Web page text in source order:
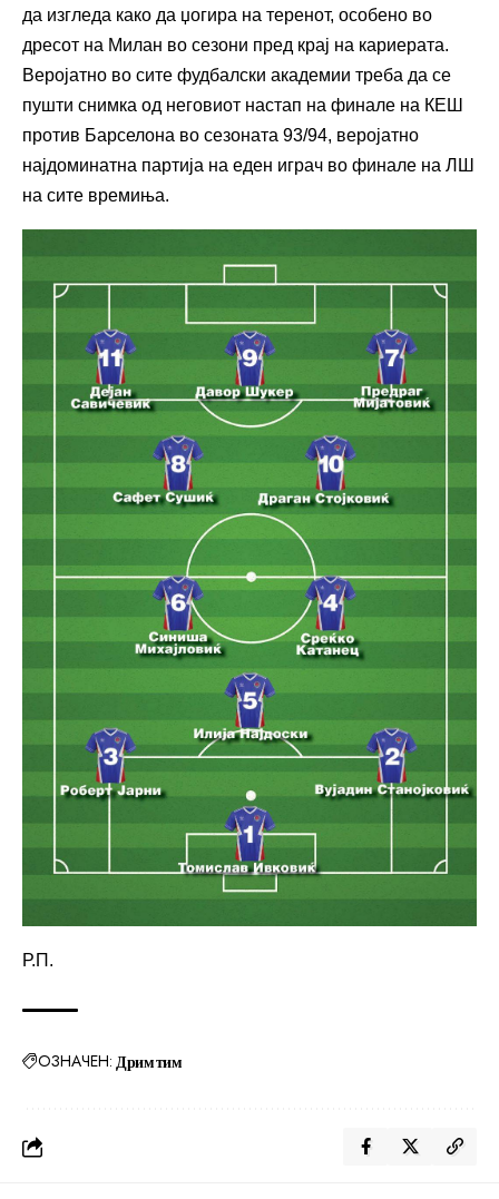
да изгледа како да џогира на теренот, особено во
дресот на Милан во сезони пред крај на кариерата.
Веројатно во сите фудбалски академии треба да се
пушти снимка од неговиот настап на финале на КЕШ
против Барселона во сезоната 93/94, веројатно
најдоминатна партија на еден играч во финале на ЛШ
на сите времиња.
Р.П.
ОЗНАЧЕН: Дрим тим